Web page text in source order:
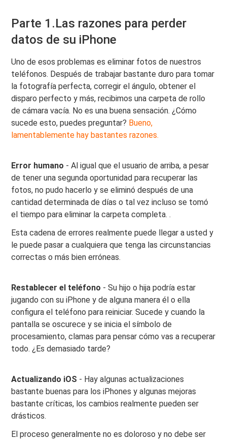
Parte 1.Las razones para perder
datos de su iPhone
Uno de esos problemas es eliminar fotos de nuestros
teléfonos. Después de trabajar bastante duro para tomar
la fotografía perfecta, corregir el ángulo, obtener el
disparo perfecto y más, recibimos una carpeta de rollo
de cámara vacía. No es una buena sensación. ¿Cómo
sucede esto, puedes preguntar? Bueno,
lamentablemente hay bastantes razones.
Error humano - Al igual que el usuario de arriba, a pesar
de tener una segunda oportunidad para recuperar las
fotos, no pudo hacerlo y se eliminó después de una
cantidad determinada de días o tal vez incluso se tomó
el tiempo para eliminar la carpeta completa. .
Esta cadena de errores realmente puede llegar a usted y
le puede pasar a cualquiera que tenga las circunstancias
correctas o más bien erróneas.
Restablecer el teléfono - Su hijo o hija podría estar
jugando con su iPhone y de alguna manera él o ella
configura el teléfono para reiniciar. Sucede y cuando la
pantalla se oscurece y se inicia el símbolo de
procesamiento, clamas para pensar cómo vas a recuperar
todo. ¿Es demasiado tarde?
Actualizando iOS - Hay algunas actualizaciones
bastante buenas para los iPhones y algunas mejoras
bastante críticas, los cambios realmente pueden ser
drásticos.
El proceso generalmente no es doloroso y no debe ser